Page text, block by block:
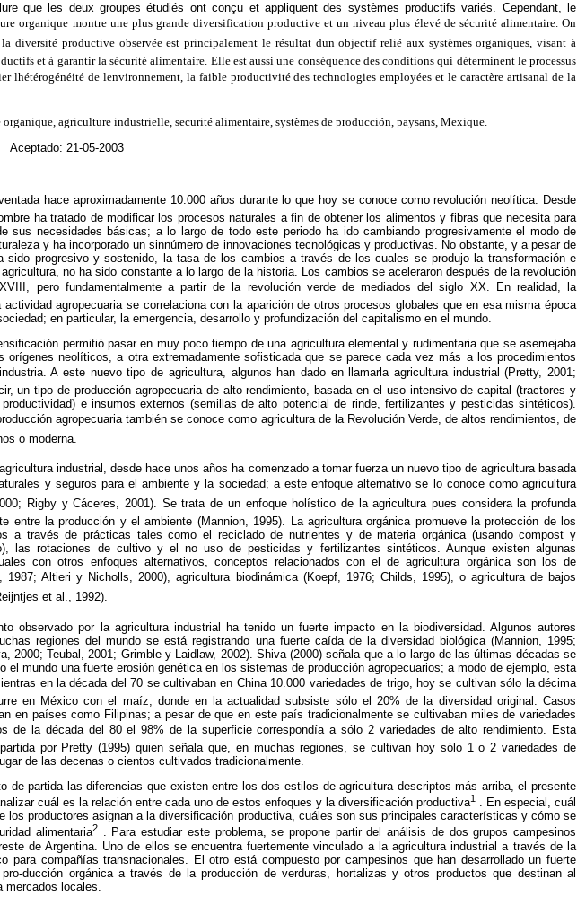
que les deux groupes étudiés ont conçu et appliquent des systèmes productifs variés. Cependant, le
organique montre une plus grande diversification productive et un niveau plus élevé de sécurité alimentaire. On
diversité productive observée est principalement le résultat dun objectif relié aux systèmes organiques, visant à
et à garantir la sécurité alimentaire. Elle est aussi une conséquence des conditions qui déterminent le processus
lhétérogénéité de lenvironnement, la faible productivité des technologies employées et le caractère artisanal de la
agriculture industrielle, securité alimentaire, systèmes de producción, paysans, Mexique.
Aceptado: 21-05-2003
hace aproximadamente 10.000 años durante lo que hoy se conoce como revolución neolítica. Desde
ha tratado de modificar los procesos naturales a fin de obtener los alimentos y fibras que necesita para
sus necesidades básicas; a lo largo de todo este periodo ha ido cambiando progresivamente el modo de
y ha incorporado un sinnúmero de innovaciones tecnológicas y productivas. No obstante, y a pesar de
sido progresivo y sostenido, la tasa de los cambios a través de los cuales se produjo la transformación e
no ha sido constante a lo largo de la historia. Los cambios se aceleraron después de la revolución
pero fundamentalmente a partir de la revolución verde de mediados del siglo XX. En realidad, la
actividad agropecuaria se correlaciona con la aparición de otros procesos globales que en esa misma época
en particular, la emergencia, desarrollo y profundización del capitalismo en el mundo.
permitió pasar en muy poco tiempo de una agricultura elemental y rudimentaria que se asemejaba
orígenes neolíticos, a otra extremadamente sofisticada que se parece cada vez más a los procedimientos
A este nuevo tipo de agricultura, algunos han dado en llamarla agricultura industrial (Pretty, 2001;
un tipo de producción agropecuaria de alto rendimiento, basada en el uso intensivo de capital (tractores y
e insumos externos (semillas de alto potencial de rinde, fertilizantes y pesticidas sintéticos).
agropecuaria también se conoce como agricultura de la Revolución Verde, de altos rendimientos, de
o moderna.
industrial, desde hace unos años ha comenzado a tomar fuerza un nuevo tipo de agricultura basada
y seguros para el ambiente y la sociedad; a este enfoque alternativo se lo conoce como agricultura
Rigby y Cáceres, 2001). Se trata de un enfoque holístico de la agricultura pues considera la profunda
entre la producción y el ambiente (Mannion, 1995). La agricultura orgánica promueve la protección de los
a través de prácticas tales como el reciclado de nutrientes y de materia orgánica (usando compost y
las rotaciones de cultivo y el no uso de pesticidas y fertilizantes sintéticos. Aunque existen algunas
con otros enfoques alternativos, conceptos relacionados con el de agricultura orgánica son los de
1987; Altieri y Nicholls, 2000), agricultura biodinámica (Koepf, 1976; Childs, 1995), o agricultura de bajos
et al., 1992).
observado por la agricultura industrial ha tenido un fuerte impacto en la biodiversidad. Algunos autores
regiones del mundo se está registrando una fuerte caída de la diversidad biológica (Mannion, 1995;
2000; Teubal, 2001; Grimble y Laidlaw, 2002). Shiva (2000) señala que a lo largo de las últimas décadas se
el mundo una fuerte erosión genética en los sistemas de producción agropecuarios; a modo de ejemplo, esta
en la década del 70 se cultivaban en China 10.000 variedades de trigo, hoy se cultivan sólo la décima
en México con el maíz, donde en la actualidad subsiste sólo el 20% de la diversidad original. Casos
en países como Filipinas; a pesar de que en este país tradicionalmente se cultivaban miles de variedades
de la década del 80 el 98% de la superficie correspondía a sólo 2 variedades de alto rendimiento. Esta
por Pretty (1995) quien señala que, en muchas regiones, se cultivan hoy sólo 1 o 2 variedades de
de las decenas o cientos cultivados tradicionalmente.
de partida las diferencias que existen entre los dos estilos de agricultura descriptos más arriba, el presente
cuál es la relación entre cada uno de estos enfoques y la diversificación productiva1 . En especial, cuál
los productores asignan a la diversificación productiva, cuáles son sus principales características y cómo se
alimentaria2. Para estudiar este problema, se propone partir del análisis de dos grupos campesinos
de Argentina. Uno de ellos se encuentra fuertemente vinculado a la agricultura industrial a través de la
para compañías transnacionales. El otro está compuesto por campesinos que han desarrollado un fuerte
ducción orgánica a través de la producción de verduras, hortalizas y otros productos que destinan al
locales.